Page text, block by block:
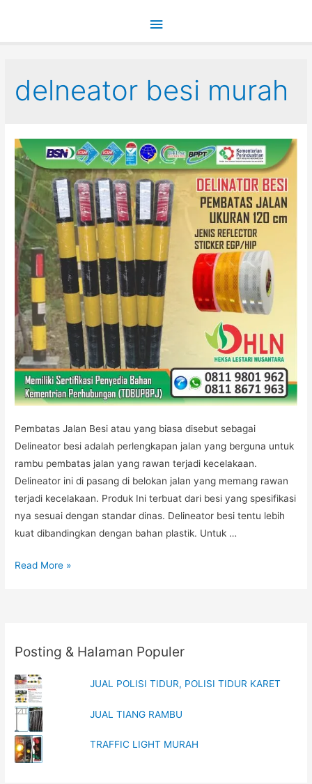
Main
delneator besi murah
Pembatas Jalan Besi atau yang biasa disebut sebagai
Delineator besi adalah perlengkapan jalan yang berguna untuk
rambu pembatas jalan yang rawan terjadi kecelakaan.
Delineator ini di pasang di belokan jalan yang memang rawan
terjadi kecelakaan. Produk Ini terbuat dari besi yang spesifikasi
nya sesuai dengan standar dinas. Delineator besi tentu lebih
kuat dibandingkan dengan bahan plastik. Untuk …
PEMBATAS
Read More »
Posting & Halaman Populer
JUAL POLISI TIDUR, POLISI TIDUR KARET
JUAL TIANG RAMBU
TRAFFIC LIGHT MURAH